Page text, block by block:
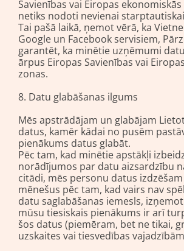
Savienības vai Eiropas
netiks nodoti nevienai
Tai pašā laikā, ņemot vērā, ka
Google un Facebook servisiem,
garantēt, ka minētie uzņēmumi
ārpus Eiropas Savienības vai
zonas.
8. Datu glabāšanas ilgums
Mēs apstrādājam un glabājam
datus, kamēr kādai no pusēm
pienākums datus glabāt.
Pēc tam, kad minētie apstākļi
norādījumos par datu aizsardzību
citādi, mēs personu datus
mēnešus pēc tam, kad vairs nav
datu saglabāšanas iemesls,
mūsu tiesiskais pienākums ir arī
šos datus (piemēram, bet ne tikai,
uzskaites vai tiesvedības